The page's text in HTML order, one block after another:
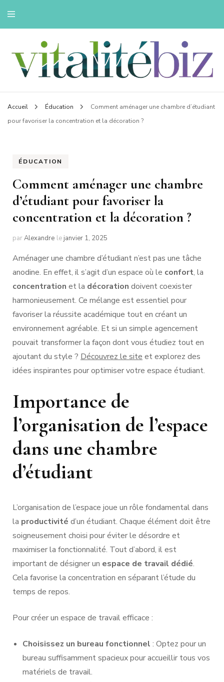
Vitalitebiz
Innovons pour une vie saine
Accueil Éducation
Comment aménager une chambre d’étudiant
pour favoriser la concentration et la décoration ?
ÉDUCATION
Comment aménager une chambre
d’étudiant pour favoriser la
concentration et la décoration ?
parAlexandre le janvier 1, 2025
Aménager une chambre d’étudiant n’est pas une tâche
anodine. En effet, il s’agit d’un espace où le confort, la
concentration et la décoration doivent coexister
harmonieusement. Ce mélange est essentiel pour
favoriser la réussite académique tout en créant un
environnement agréable. Et si un simple agencement
pouvait transformer la façon dont vous étudiez tout en
ajoutant du style ? Découvrez le site et explorez des
idées inspirantes pour optimiser votre espace étudiant.
Importance de
l’organisation de l’espace
dans une chambre
d’étudiant
L’organisation de l’espace joue un rôle fondamental dans
la productivité d’un étudiant. Chaque élément doit être
soigneusement choisi pour éviter le désordre et
maximiser la fonctionnalité. Tout d’abord, il est
important de désigner un espace de travail dédié.
Cela favorise la concentration en séparant l’étude du
temps de repos.
Pour créer un espace de travail efficace :
Choisissez un bureau fonctionnel : Optez pour un
bureau suffisamment spacieux pour accueillir tous vos
matériels de travail.